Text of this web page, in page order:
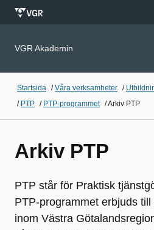
VGR Akademin
Startsida /Våra verksamheter /
/ PTP / PTP-programmet /Arkiv PTP
Arkiv PTP
PTP står för Praktisk
PTP-programmet erbjuds
inom Västra